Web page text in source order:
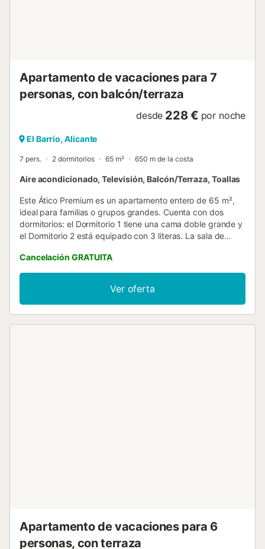
Apartamento de vacaciones para 7
personas, con balcón/terraza
desde 228 € por noche
El Barrio, Alicante
7 pers. 2 dormitorios 65 m² 650 m de la costa
Aire acondicionado, Televisión, Balcón/Terraza, Toallas
Este Ático Premium es un apartamento entero de 65 m²,
ideal para familias o grupos grandes. Cuenta con dos
dormitorios: el Dormitorio 1 tiene una cama doble grande y
el Dormitorio 2 está equipado con 3 literas. La sala de
incluye vistas a la ciudad, aire acondicionado, baño
privado, TV de pantalla plana, WiFi gratis, minibar,
cafetera, y una amplia gama de comodidades como
artículos de aseo gratis, toallas, ropa de cama,
microondas, calefacción, y secador de pelo. Es el
Cancelación GRATUITA
Ver oferta
Apartamento de vacaciones para 6
personas, con terraza